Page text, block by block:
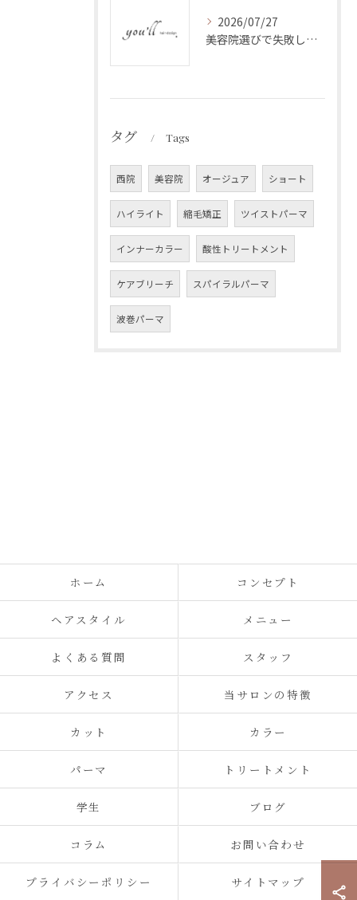
2026/07/27
美容院選びで失敗しないベストな方法と髪質改善の秘訣
タグ Tags
西院 美容院 オージュア ショート
ハイライト 縮毛矯正 ツイストパーマ
インナーカラー 酸性トリートメント
ケアブリーチ スパイラルパーマ
波巻パーマ
ホーム コンセプト
ヘアスタイル メニュー
よくある質問 スタッフ
アクセス 当サロンの特徴
カット カラー
パーマ トリートメント
学生 ブログ
コラム お問い合わせ
プライバシーポリシー サイトマップ